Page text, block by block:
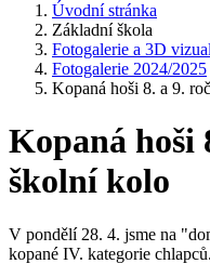
Úvodní stránka
Základní škola
Fotogalerie a 3D
Fotogalerie 2024/2025
Kopaná hoši 8. a 9.
Kopaná hoši
školní kolo
V pondělí 28. 4. jsme na
kopané IV. kategorie chlapců.